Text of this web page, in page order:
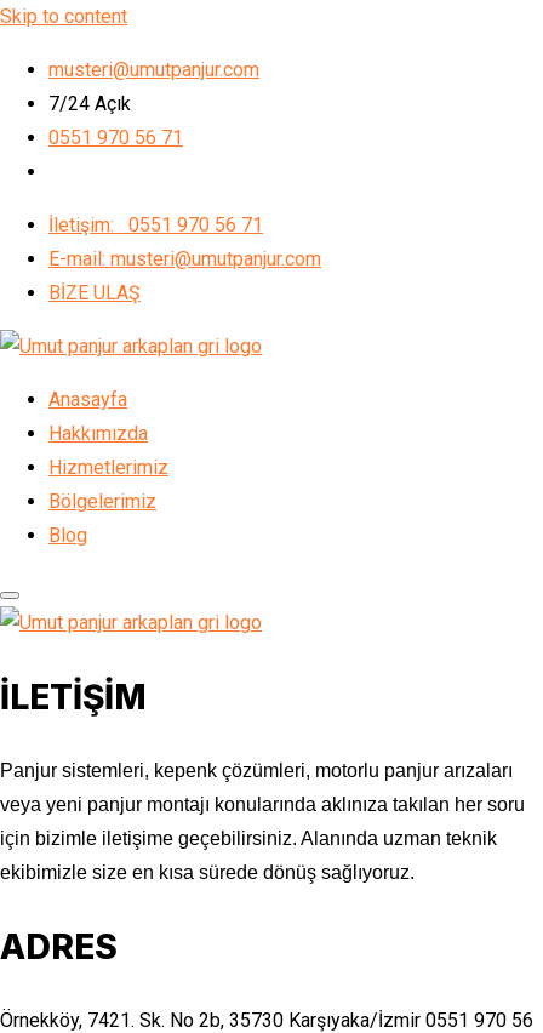
Skip to content
musteri@umutpanjur.com
7/24 Açık
0551 970 56 71
İletişim: 0551 970 56 71
E-mail: musteri@umutpanjur.com
BİZE ULAŞ
Anasayfa
Hakkımızda
Hizmetlerimiz
Bölgelerimiz
Blog
İLETİŞİM
Panjur sistemleri, kepenk çözümleri, motorlu panjur arızaları
veya yeni panjur montajı konularında aklınıza takılan her soru
için bizimle iletişime geçebilirsiniz. Alanında uzman teknik
ekibimizle size en kısa sürede dönüş sağlıyoruz.
ADRES
Örnekköy, 7421. Sk. No 2b, 35730 Karşıyaka/İzmir 0551 970 56